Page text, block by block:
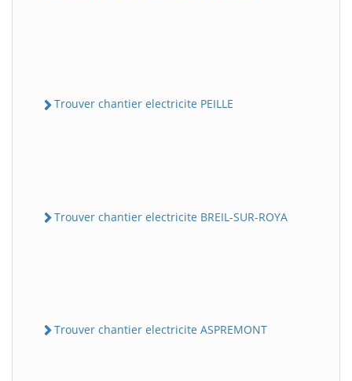
Trouver chantier electricite PEILLE
Trouver chantier electricite BREIL-SUR-ROYA
Trouver chantier electricite ASPREMONT